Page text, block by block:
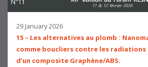
29 January 2026
15 – Les alternatives au plomb :
comme boucliers contre les radiations
d’un composite Graphène/ABS.